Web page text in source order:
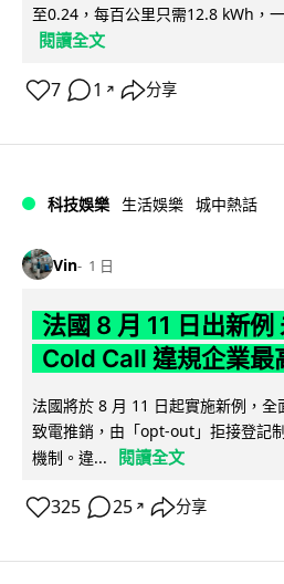
至0.24，每百公里只需12.8 kWh，
閱讀全文
7 1 ↗ 分享
科技娛樂 生活娛樂 城中熱話
Vin 1 日
法國 8 月 11 日出新例
Cold Call 違規企業最
法國將於 8 月 11 日起實施新例，
致電推銷，由「opt-out」拒接登記
機制。違...
閱讀全文
325 25 ↗ 分享